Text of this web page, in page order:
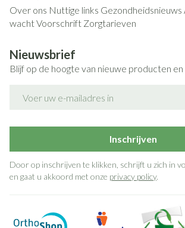
Over ons Nuttige links Gezondheidsnieuws
wachtVoorschrift Zorgtarieven
Nieuwsbrief
Blijf op de hoogte van nieuwe producten
Inschrijven
Door op inschrijven te klikken, schrijft u zich in
en gaat u akkoord met onze privacy policy.